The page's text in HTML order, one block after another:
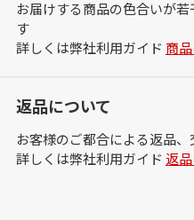
お届けする商品の色合いが
す
詳しくは弊社利用ガイド 商
返品について
お客様のご都合による返品、
詳しくは弊社利用ガイド 返